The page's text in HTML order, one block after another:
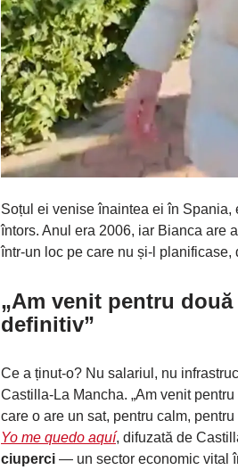
Soțul ei venise înaintea ei în Spania,
întors. Anul era 2006, iar Bianca are
într-un loc pe care nu și-l
„Am venit pentru
definitiv”
Ce a ținut-o? Nu salariul, nu
Castilla-La Mancha. „Am venit
care o are un sat, pentru calm,
Yo me quedo aquí, difuzată de
ciuperci — un sector economic vital